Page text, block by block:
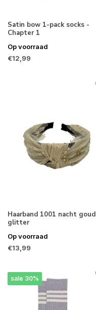
Satin bow 1-pack socks -
Chapter 1
Op voorraad
€12,99
Haarband 1001 nacht goud
glitter
Op voorraad
€13,99
sale 30%